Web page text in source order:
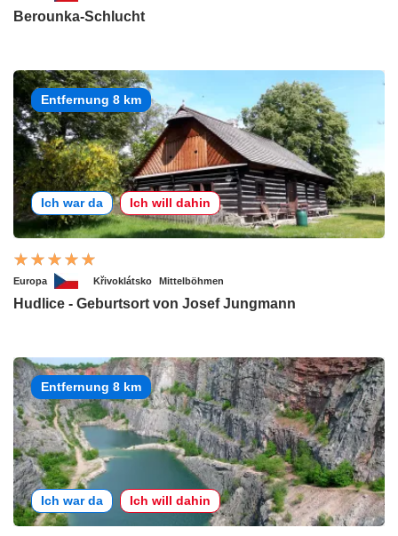
Berounka-Schlucht
Entfernung 8 km
Ich war da Ich will dahin
Europa Křivoklátsko Mittelböhmen
Hudlice - Geburtsort von Josef Jungmann
Entfernung 8 km
Ich war da Ich will dahin